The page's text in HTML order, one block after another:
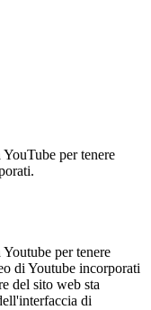
per tenere
per tenere
di Youtube incorporati
del sito web sta
di